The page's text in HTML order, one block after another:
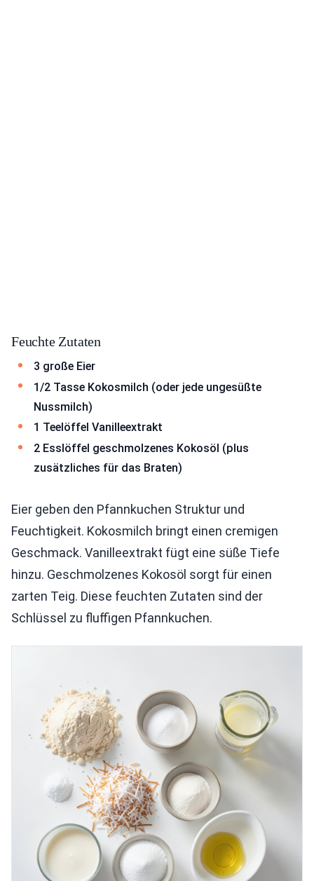
Feuchte Zutaten
3 große Eier
1/2 Tasse Kokosmilch (oder jede ungesüßte
Nussmilch)
1 Teelöffel Vanilleextrakt
2 Esslöffel geschmolzenes Kokosöl (plus
zusätzliches für das Braten)
Eier geben den Pfannkuchen Struktur und
Feuchtigkeit. Kokosmilch bringt einen cremigen
Geschmack. Vanilleextrakt fügt eine süße Tiefe
hinzu. Geschmolzenes Kokosöl sorgt für einen
zarten Teig. Diese feuchten Zutaten sind der
Schlüssel zu fluffigen Pfannkuchen.